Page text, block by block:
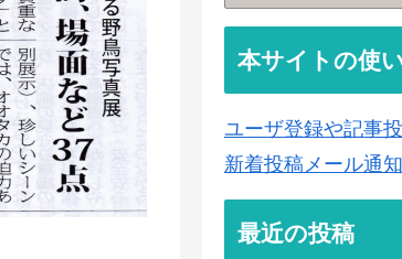
本サイトの使
ユーザ登録や記事
新着投稿メール通
最近の投稿